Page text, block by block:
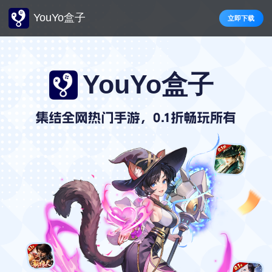
YouYo盒子 立即下载
YouYo盒子